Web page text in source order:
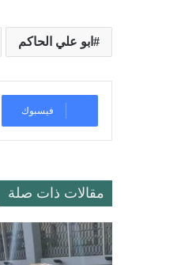
ابو علي الحاكم
فيسبوك
مقالات ذات صلة